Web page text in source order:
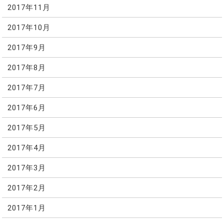
2017年11月
2017年10月
2017年9月
2017年8月
2017年7月
2017年6月
2017年5月
2017年4月
2017年3月
2017年2月
2017年1月